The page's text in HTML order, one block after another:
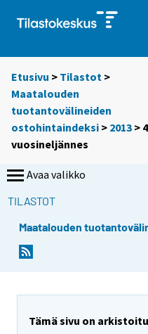
Etusivu > Tilastot >
Maatalouden
tuotantovälineiden
ostohintaindeksi > 2013 >
vuosineljännes
Avaa valikko
TILASTOT
Maatalouden
Tämä sivu on